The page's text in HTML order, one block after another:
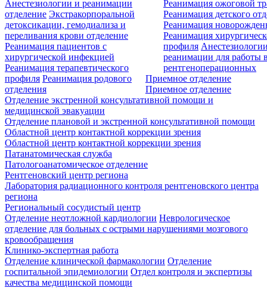
Анестезиологии и реанимации
отделение Экстракорпоральной
детоксикации, гемодиализа и
переливания крови отделение
Реанимация пациентов с
хирургической инфекцией
Реанимация терапевтического
профиля Реанимация родового
отделения
Реанимация ожоговой
Реанимация детского
Реанимация
Реанимация
профиля
реанимации для работы
рентгеноперационных
Приемное отделение
Приемное отделение
Отделение экстренной консультативной помощи и
медицинской эвакуации
Отделение плановой и экстренной консультативной помощи
Областной центр контактной коррекции зрения
Областной центр контактной коррекции зрения
Патанатомическая служба
Патологоанатомическое отделение
Рентгеновский центр региона
Лаборатория радиационного контроля рентгеновского центра
региона
Региональный сосудистый центр
Отделение неотложной кардиологии Неврологическое
отделение для больных с острыми нарушениями мозгового
кровообращения
Клинико-экспертная работа
Отделение клинической фармакологии Отделение
госпитальной эпидемиологии Отдел контроля и экспертизы
качества медицинской помощи